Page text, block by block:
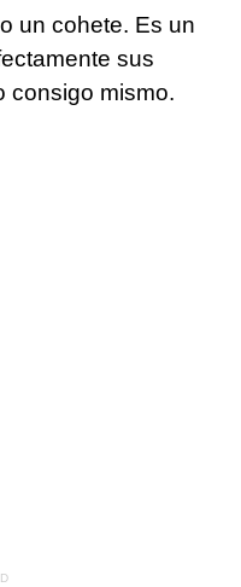
un cohete. Es un
sus
consigo mismo.